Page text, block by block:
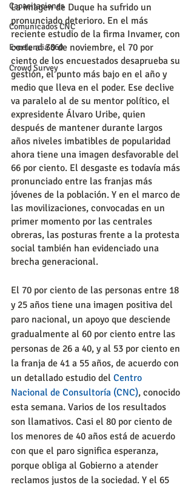
Capacitaciones
Comunicados CNC
Excelencia 360
Crowd Survey
La imagen de Duque ha sufrido un
pronunciado deterioro. En el más
reciente estudio de la firma Invamer, con
corte al 30 de noviembre, el 70 por
ciento de los encuestados desaprueba su
gestión, el punto más bajo en el año y
medio que lleva en el poder. Ese declive
va paralelo al de su mentor político, el
expresidente Álvaro Uribe, quien
después de mantener durante largos
años niveles imbatibles de popularidad
ahora tiene una imagen desfavorable del
66 por ciento. El desgaste es todavía más
pronunciado entre las franjas más
jóvenes de la población. Y en el marco de
las movilizaciones, convocadas en un
primer momento por las centrales
obreras, las posturas frente a la protesta
social también han evidenciado una
brecha generacional.
El 70 por ciento de las personas entre 18
y 25 años tiene una imagen positiva del
paro nacional, un apoyo que desciende
gradualmente al 60 por ciento entre las
personas de 26 a 40, y al 53 por ciento en
la franja de 41 a 55 años, de acuerdo con
un detallado estudio del Centro
Nacional de Consultoría (CNC), conocido
esta semana. Varios de los resultados
son llamativos. Casi el 80 por ciento de
los menores de 40 años está de acuerdo
con que el paro significa esperanza,
porque obliga al Gobierno a atender
reclamos justos de la sociedad. Y el 65